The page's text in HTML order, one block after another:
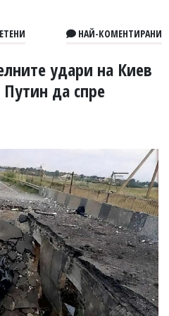
НАЙ-КОМЕНТИРАНИ
удари на Киев
да спре